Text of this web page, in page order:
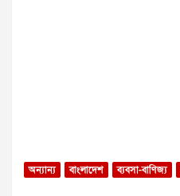
অন্যান্য বাংলাদেশ ব্যবসা-বাণিজ্য